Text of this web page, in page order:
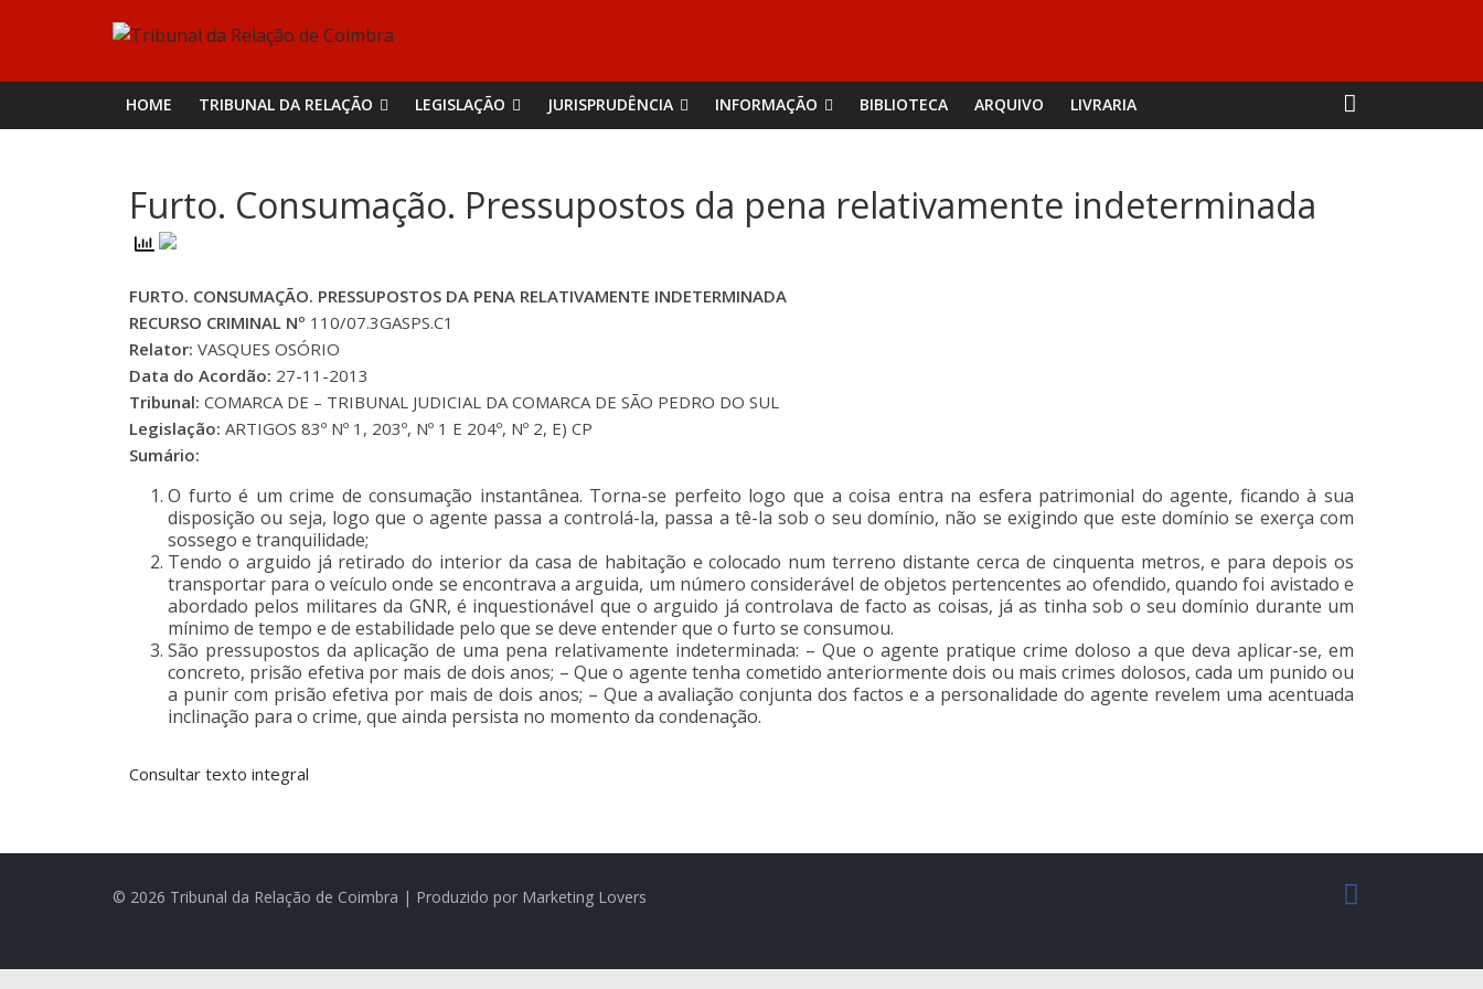
Tribunal
da
de
Coimbra
HOME TRIBUNAL DA RELAÇÃO LEGISLAÇÃO JURISPRUDÊNCIA INFORMAÇÃO BIBLIOTECA ARQUIVO LIVRARIA
Furto. Consumação. Pressupostos da pena relativamente indeterminada
FURTO. CONSUMAÇÃO. PRESSUPOSTOS DA PENA RELATIVAMENTE INDETERMINADA
RECURSO CRIMINAL Nº 110/07.3GASPS.C1
Relator: VASQUES OSÓRIO
Data do Acordão: 27-11-2013
Tribunal: COMARCA DE – TRIBUNAL JUDICIAL DA COMARCA DE SÃO PEDRO DO SUL
Legislação: ARTIGOS 83º Nº 1, 203º, Nº 1 E 204º, Nº 2, E) CP
Sumário:
O furto é um crime de consumação instantânea. Torna-se perfeito logo que a coisa entra na esfera patrimonial do agente, ficando à sua
disposição ou seja, logo que o agente passa a controlá-la, passa a tê-la sob o seu domínio, não se exigindo que este domínio se exerça com
sossego e tranquilidade;
Tendo o arguido já retirado do interior da casa de habitação e colocado num terreno distante cerca de cinquenta metros, e para depois os
transportar para o veículo onde se encontrava a arguida, um número considerável de objetos pertencentes ao ofendido, quando foi avistado e
abordado pelos militares da GNR, é inquestionável que o arguido já controlava de facto as coisas, já as tinha sob o seu domínio durante um
mínimo de tempo e de estabilidade pelo que se deve entender que o furto se consumou.
São pressupostos da aplicação de uma pena relativamente indeterminada: – Que o agente pratique crime doloso a que deva aplicar-se, em
concreto, prisão efetiva por mais de dois anos; – Que o agente tenha cometido anteriormente dois ou mais crimes dolosos, cada um punido ou
a punir com prisão efetiva por mais de dois anos; – Que a avaliação conjunta dos factos e a personalidade do agente revelem uma acentuada
inclinação para o crime, que ainda persista no momento da condenação.
Consultar texto integral
© 2026 Tribunal da Relação de Coimbra | Produzido por Marketing Lovers